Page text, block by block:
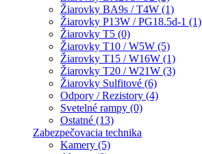
Žiarovky BA9s / T4W (1)
Žiarovky P13W / PG18.5d-1 (1)
Žiarovky T5 (0)
Žiarovky T10 / W5W (5)
Žiarovky T15 / W16W (1)
Žiarovky T20 / W21W (3)
Žiarovky Sulfitové (6)
Odpory / Rezistory (4)
Svetelné rampy (0)
Ostatné (13)
Zabezpečovacia technika
Kamery (5)